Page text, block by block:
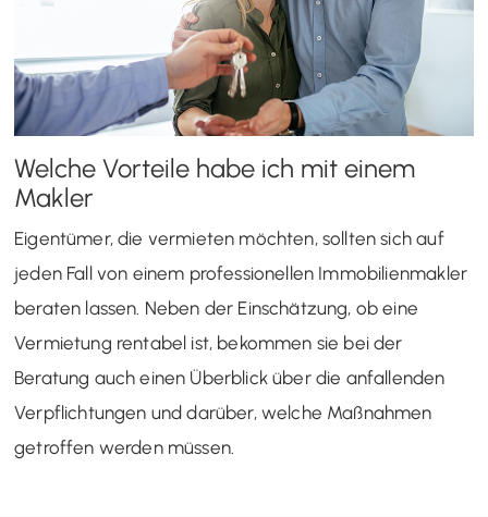
Welche Vorteile habe ich mit einem
Makler
Eigentümer, die vermieten möchten, sollten sich auf
jeden Fall von einem professionellen Immobilienmakler
beraten lassen. Neben der Einschätzung, ob eine
Vermietung rentabel ist, bekommen sie bei der
Beratung auch einen Überblick über die anfallenden
Verpflichtungen und darüber, welche Maßnahmen
getroffen werden müssen.